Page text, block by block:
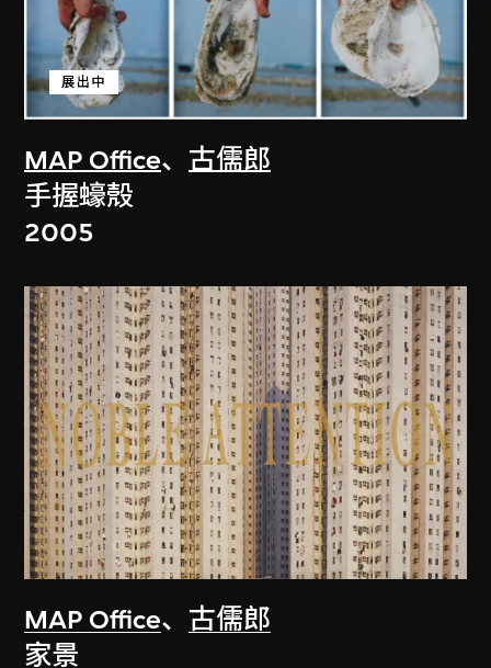
MAP Office、 古儒郎
展出中
手握蠔殼
2005
MAP Office、 古儒郎
家景